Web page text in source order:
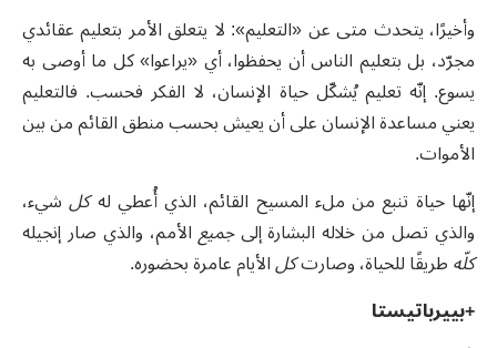
وأخيرًا، يتحدث متى عن «التعليم»: لا يتعلق الأمر بتعليم عقائدي
مجرّد، بل بتعليم الناس أن يحفظوا، أي «يراعوا» كل ما أوصى به
يسوع. إنّه تعليم يُشكّل حياة الإنسان، لا الفكر فحسب. فالتعليم
يعني مساعدة الإنسان على أن يعيش بحسب منطق القائم من بين
الأموات.
إنّها حياة تنبع من ملء المسيح القائم، الذي أُعطي لهكلشيء،
والذي تصل من خلاله البشارة إلىجميعالأمم، والذي صار إنجيله
كلّهطريقًا للحياة، وصارتكلالأيام عامرة بحضوره.
+بييرباتيستا